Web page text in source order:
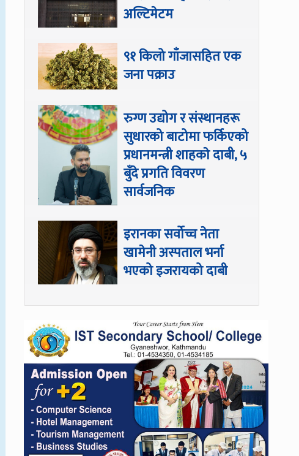
अल्टिमेटम
९१ किलो गाँजासहित एक
जना पक्राउ
रुग्ण उद्योग र संस्थानहरू
सुधारको बाटोमा फर्किएको
प्रधानमन्त्री शाहकाे दाबी, ५
बुँदे प्रगति विवरण
सार्वजनिक
इरानका सर्वोच्च नेता
खामेनी अस्पताल भर्ना
भएको इजरायको दाबी